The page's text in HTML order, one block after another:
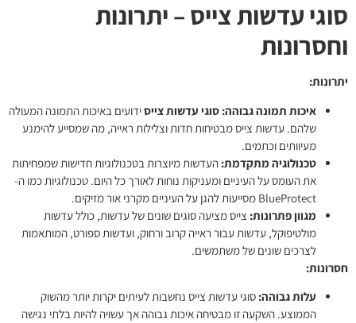
סוגי עדשות צייס – יתרונות
וחסרונות
יתרונות:
איכות תמונה גבוהה: סוגי עדשות צייסידועים באיכות התמונה המעולה
שלהם. עדשות צייס מבטיחות חדות וצלילות ראייה, מה שמסייע להימנע
מעיוותים וכתמים.
טכנולוגיה מתקדמת: העדשות מיוצרות בטכנולוגיות חדישות שמפחיתות
את העומס על העיניים ומעניקות נוחות לאורך כל היום. טכנולוגיות כמו ה-
BlueProtect מסייעות להגן על העיניים מקרני אור מזיקים.
מגוון פתרונות: צייס מציעה סוגים שונים של עדשות, כולל עדשות
מולטיפוקל, עדשות עבור ראייה קרוב ורחוק, ועדשות ספורט, המותאמות
לצרכים שונים של משתמשים.
חסרונות:
עלות גבוהה: סוגי עדשות צייס נחשבות לעיתים יקרות יותר מהשוק
הממוצע. השקעה זו מבטיחה איכות גבוהה אך עשויה להיות בלתי נגישה